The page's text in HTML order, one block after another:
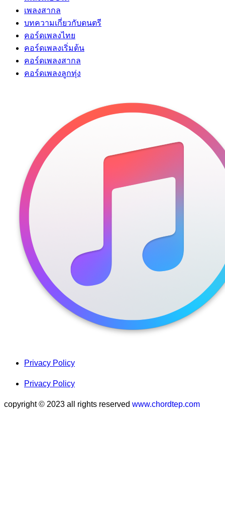
เพลงสากล
บทความเกี่ยวกับดนตรี
คอร์ดเพลงไทย
คอร์ดเพลงเริ่มต้น
คอร์ดเพลงสากล
คอร์ดเพลงลูกทุ่ง
Privacy Policy
Privacy Policy
copyright © 2023 all rights reserved www.chordtep.com